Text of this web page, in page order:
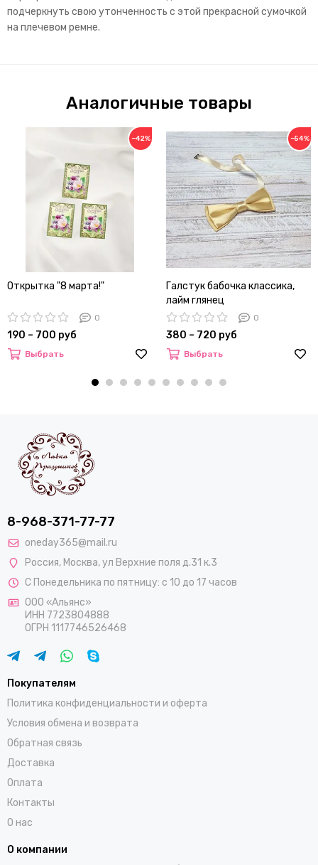
подчеркнуть свою утонченность с этой прекрасной сумочкой
на плечевом ремне.
Аналогичные товары
−42%
Открытка "8 марта!"
0
190 – 700 руб
Выбрать
−54%
Галстук бабочка классика,
лайм глянец
0
380 – 720 руб
Выбрать
8-968-371-77-77
oneday365@mail.ru
Россия, Москва,ул Верхние поля д.31 к.3
С Понедельника по пятницу: с 10 до 17 часов
ООО «Альянс»
ИНН 7723804888
ОГРН 1117746526468
Покупателям
Политика конфиденциальности и оферта
Условия обмена и возврата
Обратная связь
Доставка
Оплата
Контакты
О нас
О компании